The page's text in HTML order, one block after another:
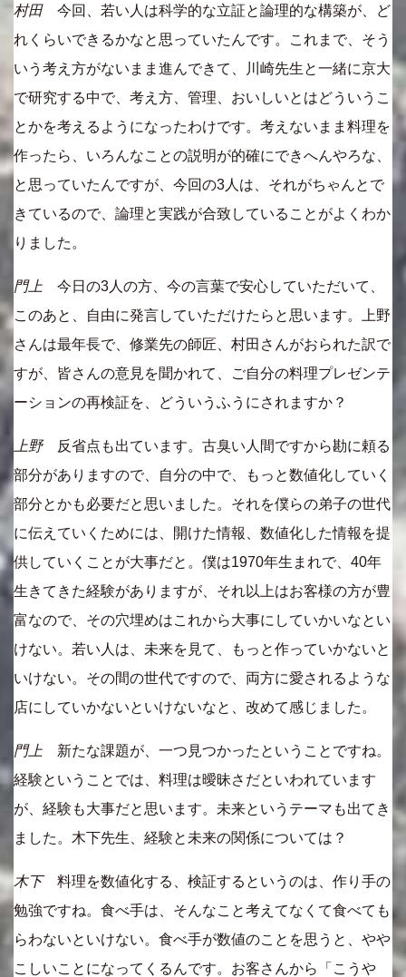
村田今回、若い人は科学的な立証と論理的な構築が、ど
れくらいできるかなと思っていたんです。これまで、そう
いう考え方がないまま進んできて、川崎先生と一緒に京大
で研究する中で、考え方、管理、おいしいとはどういうこ
とかを考えるようになったわけです。考えないまま料理を
作ったら、いろんなことの説明が的確にできへんやろな、
と思っていたんですが、今回の3人は、それがちゃんとで
きているので、論理と実践が合致していることがよくわか
りました。
門上 今日の3人の方、今の言葉で安心していただいて、
このあと、自由に発言していただけたらと思います。上野
さんは最年長で、修業先の師匠、村田さんがおられた訳で
すが、皆さんの意見を聞かれて、ご自分の料理プレゼンテ
ーションの再検証を、どういうふうにされますか？
上野反省点も出ています。古臭い人間ですから勘に頼る
部分がありますので、自分の中で、もっと数値化していく
部分とかも必要だと思いました。それを僕らの弟子の世代
に伝えていくためには、開けた情報、数値化した情報を提
供していくことが大事だと。僕は1970年生まれで、40年
生きてきた経験がありますが、それ以上はお客様の方が豊
富なので、その穴埋めはこれから大事にしていかいなとい
けない。若い人は、未来を見て、もっと作っていかないと
いけない。その間の世代ですので、両方に愛されるような
店にしていかないといけないなと、改めて感じました。
門上 新たな課題が、一つ見つかったということですね。
経験ということでは、料理は曖昧さだといわれています
が、経験も大事だと思います。未来というテーマも出てき
ました。木下先生、経験と未来の関係については？
木下料理を数値化する、検証するというのは、作り手の
勉強ですね。食べ手は、そんなこと考えてなくて食べても
らわないといけない。食べ手が数値のことを思うと、やや
こしいことになってくるんです。お客さんから「こうや